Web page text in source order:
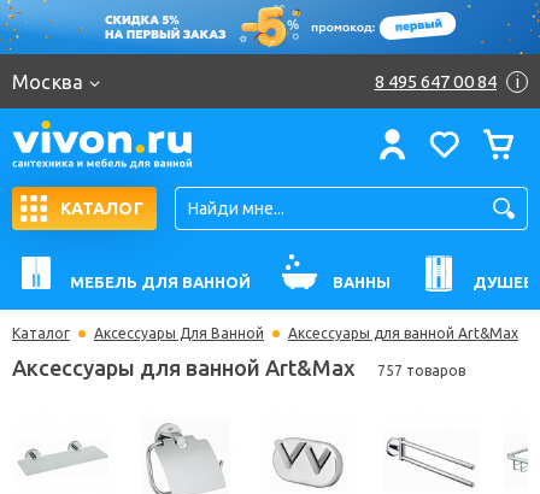
Москва 8 495 647 00 84 i
КАТАЛОГ
МЕБЕЛЬ ДЛЯ ВАННОЙ ВАННЫ
Каталог Аксессуары Для Ванной Аксессуары для ванной Art&Max
Аксессуары для ванной Art&Max 757 товаров